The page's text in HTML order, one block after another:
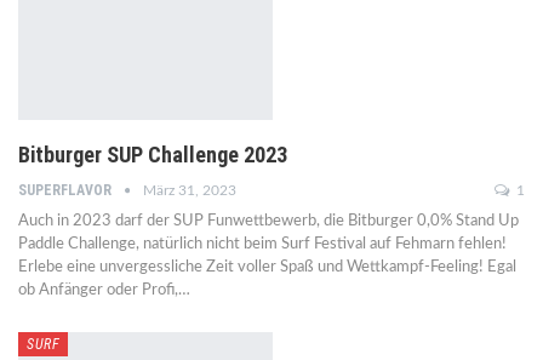
Bitburger SUP Challenge 2023
SUPERFLAVOR März 31, 2023 1
Auch in 2023 darf der SUP Funwettbewerb, die Bitburger 0,0% Stand Up
Paddle Challenge, natürlich nicht beim Surf Festival auf Fehmarn fehlen!
Erlebe eine unvergessliche Zeit voller Spaß und Wettkampf-Feeling! Egal
ob Anfänger oder Profi,…
SURF